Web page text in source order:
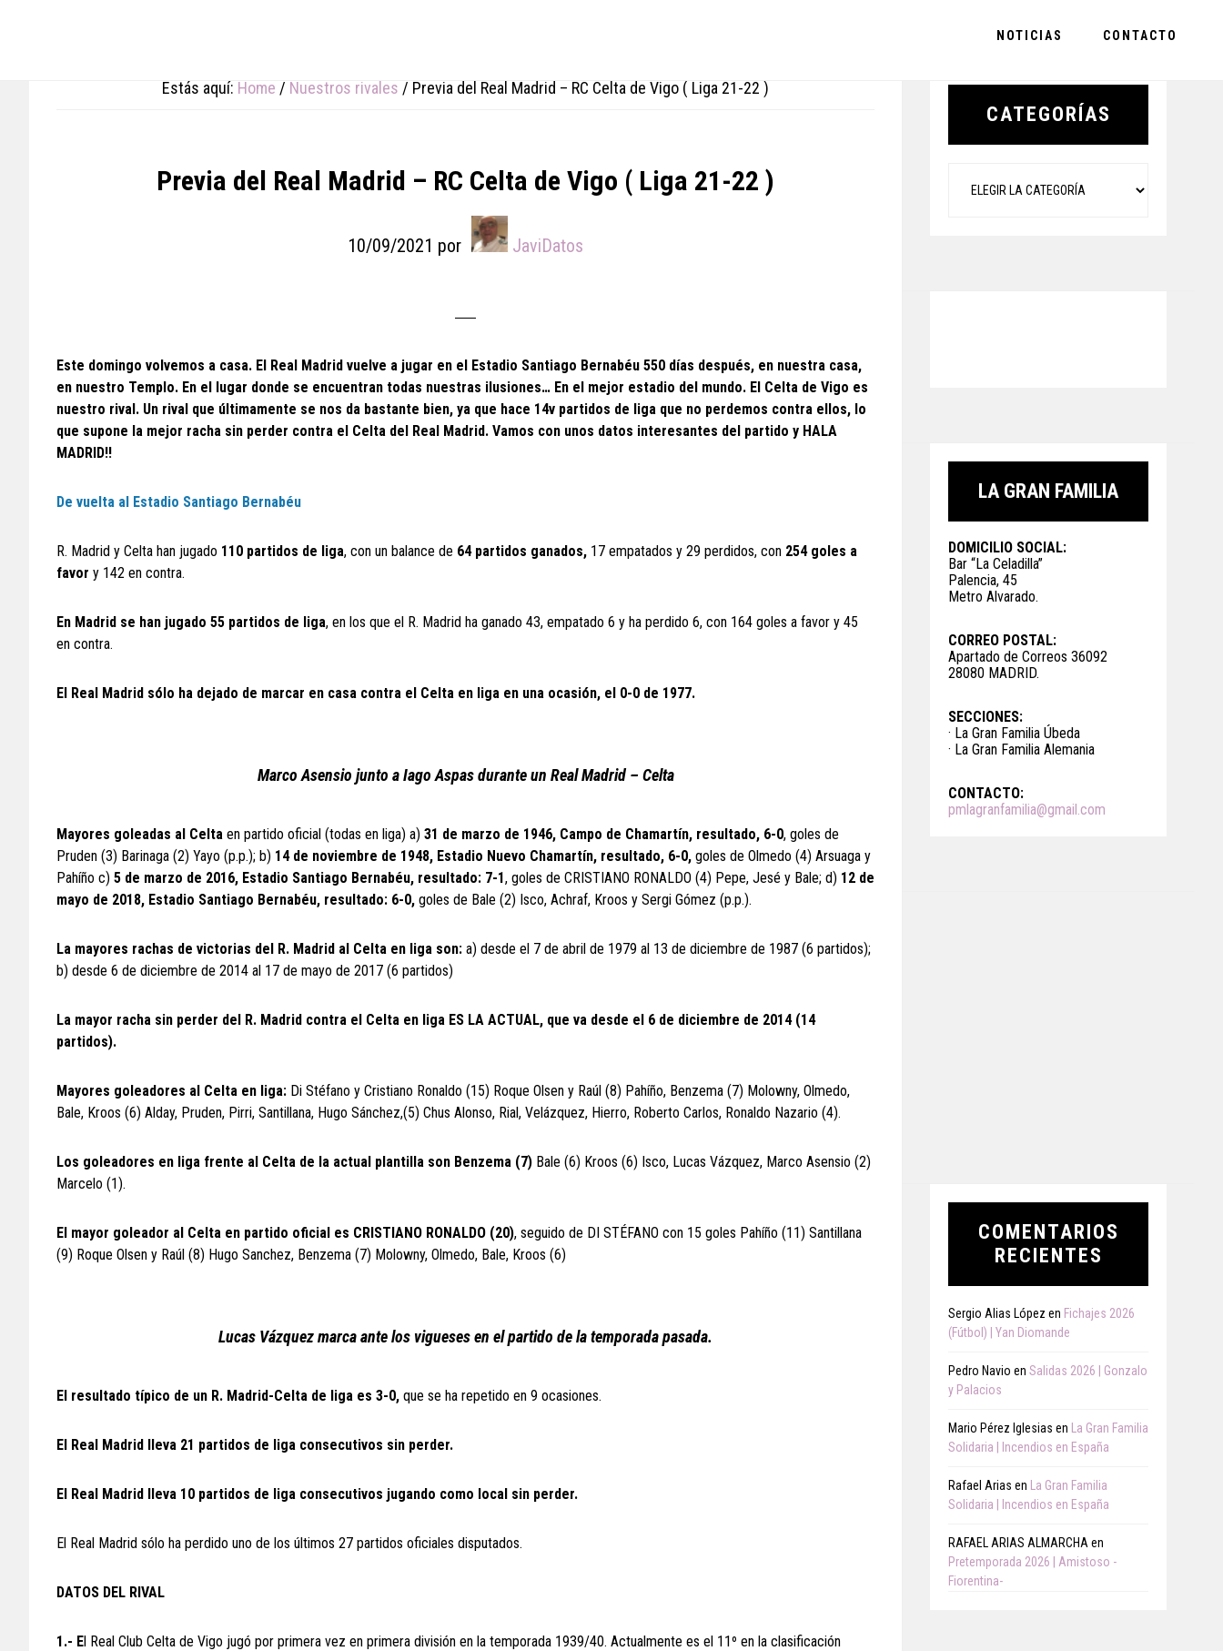
NOTICIAS CONTACTO
Estás aquí: Home / Nuestros rivales / Previa del Real Madrid – RC Celta de Vigo ( Liga 21-22 )
Previa del Real Madrid – RC Celta de Vigo ( Liga 21-22 )
10/09/2021 por JaviDatos
Este domingo volvemos a casa. El Real Madrid vuelve a jugar en el Estadio Santiago Bernabéu 550 días después, en nuestra casa,
en nuestro Templo. En el lugar donde se encuentran todas nuestras ilusiones… En el mejor estadio del mundo. El Celta de Vigo es
nuestro rival. Un rival que últimamente se nos da bastante bien, ya que hace 14v partidos de liga que no perdemos contra ellos, lo
que supone la mejor racha sin perder contra el Celta del Real Madrid. Vamos con unos datos interesantes del partido y HALA
MADRID!!
De vuelta al Estadio Santiago Bernabéu
R. Madrid y Celta han jugado 110 partidos de liga, con un balance de 64 partidos ganados, 17 empatados y 29 perdidos, con 254 goles a
favor y 142 en contra.
En Madrid se han jugado 55 partidos de liga, en los que el R. Madrid ha ganado 43, empatado 6 y ha perdido 6, con 164 goles a favor y 45
en contra.
El Real Madrid sólo ha dejado de marcar en casa contra el Celta en liga en una ocasión, el 0-0 de 1977.
Marco Asensio junto a Iago Aspas durante un Real Madrid – Celta
Mayores goleadas al Celta en partido oficial (todas en liga) a) 31 de marzo de 1946, Campo de Chamartín, resultado, 6-0, goles de
Pruden (3) Barinaga (2) Yayo (p.p.); b) 14 de noviembre de 1948, Estadio Nuevo Chamartín, resultado, 6-0, goles de Olmedo (4) Arsuaga y
Pahíño c) 5 de marzo de 2016, Estadio Santiago Bernabéu, resultado: 7-1, goles de CRISTIANO RONALDO (4) Pepe, Jesé y Bale; d) 12 de
mayo de 2018, Estadio Santiago Bernabéu, resultado: 6-0, goles de Bale (2) Isco, Achraf, Kroos y Sergi Gómez (p.p.).
La mayores rachas de victorias del R. Madrid al Celta en liga son: a) desde el 7 de abril de 1979 al 13 de diciembre de 1987 (6 partidos);
b) desde 6 de diciembre de 2014 al 17 de mayo de 2017 (6 partidos)
La mayor racha sin perder del R. Madrid contra el Celta en liga ES LA ACTUAL, que va desde el 6 de diciembre de 2014 (14
partidos).
Mayores goleadores al Celta en liga: Di Stéfano y Cristiano Ronaldo (15) Roque Olsen y Raúl (8) Pahíño, Benzema (7) Molowny, Olmedo,
Bale, Kroos (6) Alday, Pruden, Pirri, Santillana, Hugo Sánchez,(5) Chus Alonso, Rial, Velázquez, Hierro, Roberto Carlos, Ronaldo Nazario (4).
Los goleadores en liga frente al Celta de la actual plantilla son Benzema (7) Bale (6) Kroos (6) Isco, Lucas Vázquez, Marco Asensio (2)
Marcelo (1).
El mayor goleador al Celta en partido oficial es CRISTIANO RONALDO (20), seguido de DI STÉFANO con 15 goles Pahíño (11) Santillana
(9) Roque Olsen y Raúl (8) Hugo Sanchez, Benzema (7) Molowny, Olmedo, Bale, Kroos (6)
Lucas Vázquez marca ante los vigueses en el partido de la temporada pasada.
El resultado típico de un R. Madrid-Celta de liga es 3-0, que se ha repetido en 9 ocasiones.
El Real Madrid lleva 21 partidos de liga consecutivos sin perder.
El Real Madrid lleva 10 partidos de liga consecutivos jugando como local sin perder.
El Real Madrid sólo ha perdido uno de los últimos 27 partidos oficiales disputados.
DATOS DEL RIVAL
1.- El Real Club Celta de Vigo jugó por primera vez en primera división en la temporada 1939/40. Actualmente es el 11º en la clasificación
Primary
CATEGORÍAS
LA GRAN FAMILIA
DOMICILIO SOCIAL:
Bar “La Celadilla”
Palencia, 45
Metro Alvarado.
CORREO POSTAL:
Apartado de Correos 36092
28080 MADRID.
SECCIONES:
· La Gran Familia Úbeda
· La Gran Familia Alemania
CONTACTO:
pmlagranfamilia@gmail.com
COMENTARIOS
RECIENTES
Sergio Alias López en Fichajes 2026
(Fútbol) | Yan Diomande
Pedro Navio en Salidas 2026 | Gonzalo
y Palacios
Mario Pérez Iglesias en
La Gran Familia
Solidaria | Incendios en España
Rafael Arias en
La Gran Familia
Solidaria | Incendios en España
RAFAEL ARIAS ALMARCHA en
Pretemporada 2026 | Amistoso -
Fiorentina-